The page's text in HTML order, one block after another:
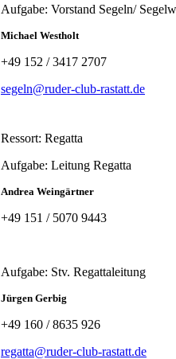
Aufgabe: Vorstand Segeln/
Michael Westholt
+49 152 / 3417 2707
segeln@ruder-club-rastatt.de
Ressort: Regatta
Aufgabe: Leitung Regatta
Andrea Weingärtner
+49 151 / 5070 9443
Aufgabe: Stv. Regattaleitung
Jürgen Gerbig
+49 160 / 8635 926
regatta@ruder-club-rastatt.de